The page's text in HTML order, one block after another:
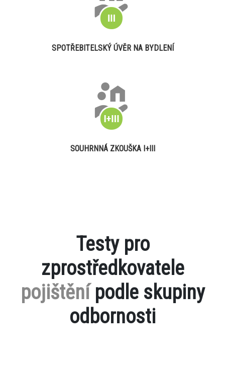
SPOTŘEBITELSKÝ ÚVĚR NA BYDLENÍ
SOUHRNNÁ ZKOUŠKA I+III
Testy pro
zprostředkovatele
pojištěnípodle skupiny
odbornosti